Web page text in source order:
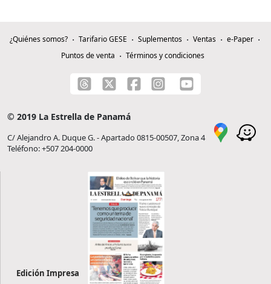
¿Quiénes somos? Tarifario GESE Suplementos Ventas
e-Paper
Puntos de venta
Términos y condiciones
© 2019 La Estrella de Panamá
C/ Alejandro A. Duque G. - Apartado 0815-00507, Zona 4
Teléfono: +507 204-0000
Edición Impresa